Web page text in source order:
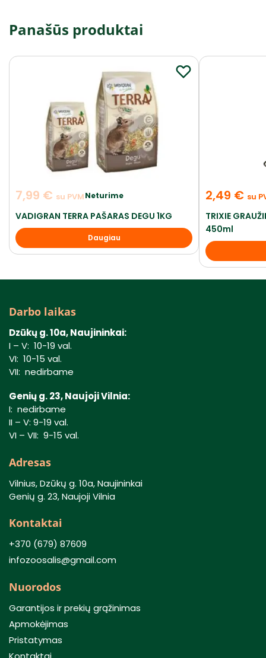
Panašūs produktai
Neturime
7,99 € su PVM
VADIGRAN TERRA PAŠARAS DEGU 1KG
Daugiau
2,49 € su
TRIXIE
450ml
Darbo laikas
Dzūkų g. 10a, Naujininkai:
I – V: 10-19 val.
VI: 10-15 val.
VII: nedirbame
Genių g. 23, Naujoji Vilnia:
I: nedirbame
II – V: 9-19 val.
VI – VII: 9-15 val.
Adresas
Vilnius, Dzūkų g. 10a, Naujininkai
Genių g. 23, Naujoji Vilnia
Kontaktai
+370 (679) 87609
infozoosalis@gmail.com
Nuorodos
Garantijos ir prekių grąžinimas
Apmokėjimas
Pristatymas